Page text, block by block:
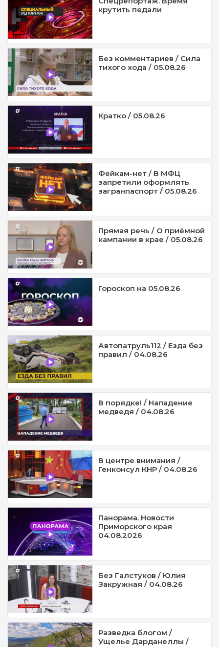
крутить педали
Без комментариев / Сила
тихого хода / 05.08.26
Кратко / 05.08.26
Фейкам-нет / В МФЦ
запретили оформлять
загранпаспорт / 05.08.26
Прямая речь / О приёмной
кампании в крае / 05.08.26
Гороскоп на 05.08.26
Автопатруль112 / Езда без
правил / 04.08.26
В порядке! / Нападение
медведя / 04.08.26
В центре внимания /
Генконсул КНР / 04.08.26
Панорама. Новости
Приморского края
04.08.2026
Без Галстуков / Юлия
Закружная / 04.08.26
Разведка блогом /
Ущелье Дарданеллы /